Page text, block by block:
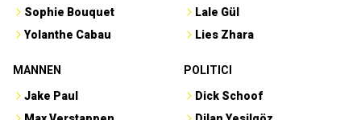
Sophie Bouquet
Yolanthe Cabau
Lale Gül
Lies Zhara
MANNEN
Jake Paul
POLITICI
Dick Schoof